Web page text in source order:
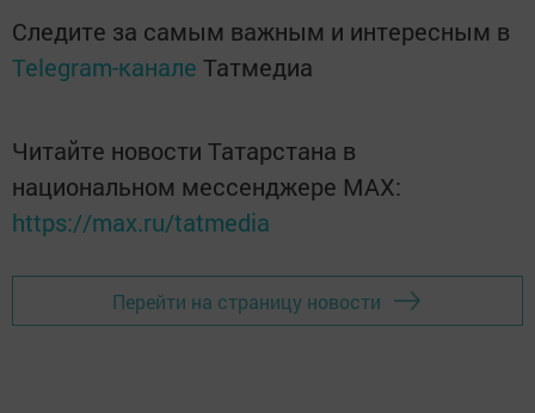
Следите за самым важным и интересным в
Telegram-канале Татмедиа
Читайте новости Татарстана в
национальном мессенджере MАХ:
https://max.ru/tatmedia
Перейти на страницу новости